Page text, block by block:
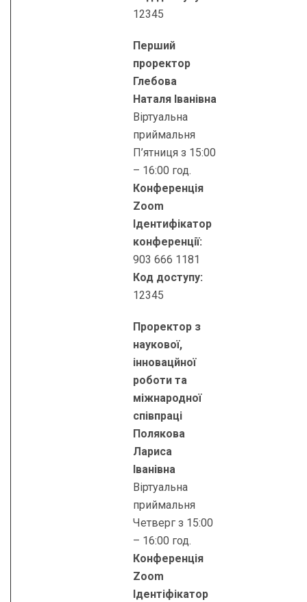
12345
Перший
проректор
Глебова
Наталя Іванівна
Віртуальна
приймальня
П’ятниця з 15:00
– 16:00 год.
Конференція
Zoom
Ідентифікатор
конференції:
903 666 1181
Код доступу:
12345
Проректор з
наукової,
інновацйної
роботи та
міжнародної
співпраці
Полякова
Лариса
Іванівна
Віртуальна
приймальня
Четверг з 15:00
– 16:00 год.
Конференція
Zoom
Ідентіфікатор